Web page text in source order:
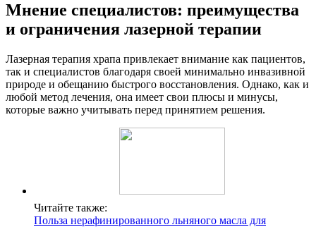
Мнение специалистов: преимущества
и ограничения лазерной терапии
Лазерная терапия храпа привлекает внимание как пациентов,
так и специалистов благодаря своей минимально инвазивной
природе и обещанию быстрого восстановления. Однако, как и
любой метод лечения, она имеет свои плюсы и минусы,
которые важно учитывать перед принятием решения.
Читайте также:
Польза нерафинированного льняного масла для